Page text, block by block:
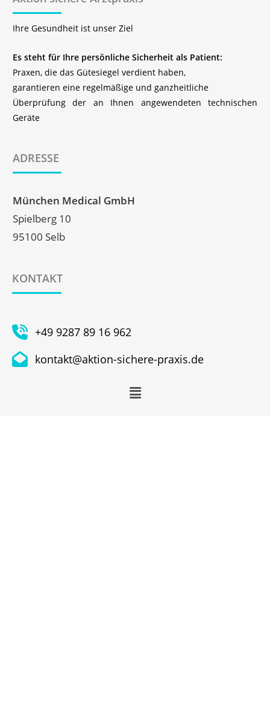
Ihre Gesundheit ist unser Ziel
Es steht für Ihre persönliche Sicherheit als Patient:
Praxen, die das Gütesiegel verdient haben,
garantieren eine regelmäßige und ganzheitliche
Überprüfung der an Ihnen angewendeten technischen
Geräte
ADRESSE
München Medical GmbH
Spielberg 10
95100 Selb
KONTAKT
+49 9287 89 16 962
kontakt@aktion-sichere-praxis.de